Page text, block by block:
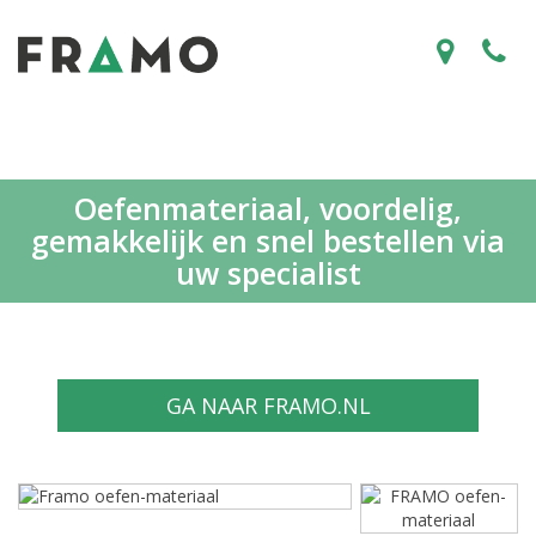
Oefenmateriaal, voordelig,
gemakkelijk en snel bestellen via
uw specialist
GA NAAR FRAMO.NL